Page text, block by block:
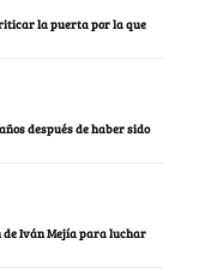
la puerta por la que
después de haber sido
Iván Mejía para luchar